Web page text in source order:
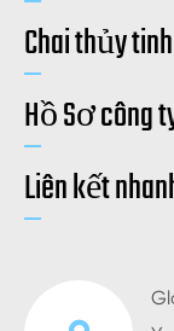
Chai thủy
Hồ Sơ công
Liên kết